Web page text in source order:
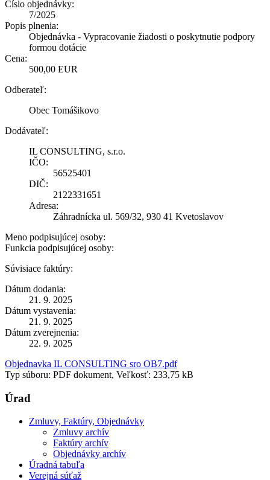
Číslo objednávky:
7/2025
Popis plnenia:
Objednávka - Vypracovanie žiadosti o poskytnutie podpory
formou dotácie
Cena:
500,00 EUR
Odberateľ:
Obec Tomášikovo
Dodávateľ:
IL CONSULTING, s.r.o.
IČO:
56525401
DIČ:
2122331651
Adresa:
Záhradnícka ul. 569/32, 930 41 Kvetoslavov
Meno podpisujúcej osoby:
Funkcia podpisujúcej osoby:
Súvisiace faktúry:
Dátum dodania:
21. 9. 2025
Dátum vystavenia:
21. 9. 2025
Dátum zverejnenia:
22. 9. 2025
Objednavka IL CONSULTING sro OB7.pdf
Typ súboru: PDF dokument, Veľkosť: 233,75 kB
Úrad
Zmluvy, Faktúry, Objednávky
Zmluvy archív
Faktúry archív
Objednávky archív
Úradná tabuľa
Verejná súťaž